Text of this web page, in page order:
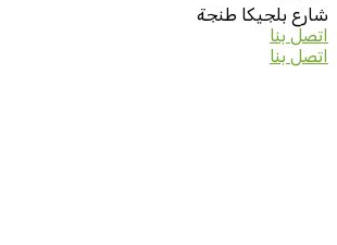
شارع بلجيكا طنجة
اتصل بنا
اتصل بنا